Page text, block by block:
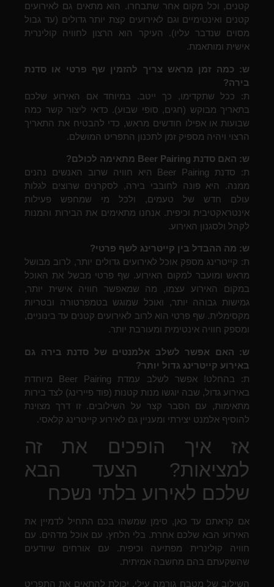
קטנים, וכל מקום אחר שתבחרו. הוא מתאים גם לאירועים
קטנים ואינטימיים וגם לאירועים קצת יותר גדולים (עד גבול
מסוים שנדבר עליו). העיקר הוא הרצון לחוויה קולינרית
אישית ומותאמת.
ש: כמה זמן מראש צריך להזמין שף פרטי או סדנת
בירה?
ת: ככל שתקדימו, כך ייטב. במיוחד אם האירוע שלכם
בתאריך מבוקש (חגים, סופי שבוע). כדאי ליצור קשר כמה
שבועות או אפילו חודשים מראש, כדי להבטיח את התאריך
הרצוי ויהיה מספיק זמן לתכנון התפריט המושלם.
ש: האם סדנת Beer Pairing מתאימה לכולם?
ת: סדנת Beer Pairing היא חוויה שרוב האנשים נהנים
ממנה. היא פונה לחובבי בירה, לסקרנים שרוצים לגלות
עולם חדש של טעמים, ולכל מי שמחפש פעילות
אינטראקטיבית וכיפית. אנחנו מתאימים את הבירות והמנות
לקהל ולסגנון האירוע.
ש: מה ההבדל בין קייטרינג לשף פרטי?
ת: קייטרינג מספק אוכל לאירועים גדולים יותר, לרוב מבושל
מראש ומועבר למקום האירוע. שף פרטי מבשל את האוכל
במקום האירוע עצמו, מה שמאפשר חוויה אישית יותר,
גמישות גבוהה יותר, ואוכל שמוגש בטמפרטורה ובטריות
מקסימלית. שף פרטי הוא לרוב לאירועים קטנים עד בינוניים,
ומספק חוויה אינטימית ומעורבת יותר.
ש: האם אפשר לשלב אלמנטים של סדנת בירה גם
באירוע קייטרינג גדול יותר?
ת: בהחלט! אפשר לשלב עמדת Beer Pairing מיוחדת
באירוע גדול, שבה יוגשו מנות קטנות (פוד פיירינג) לצד בירות
מתאימות, עם הסבר קצר על השילובים. זו דרך מצוינת
להוסיף אלמנט יצירתי ומעניין גם לאירוע קייטרינג קלאסי.
אז איך הופכים את זה
למציאות? הצעד הבא
שלכם לאירוע בלתי נשכח
אם קראתם עד כאן, סימן שמשהו בכם התחיל לדמיין את
האירוע הבא שלכם אחרת. בלי הלחץ. עם אוכל מדהים. עם
חוויה קולינרית מפתיעה וכיפית. עם אורחים שיודעים
שהשקעתם בהם מחשבה אמיתית.
השילוב של מטבח גורמה עילי, יכולת להתאים את התפריט